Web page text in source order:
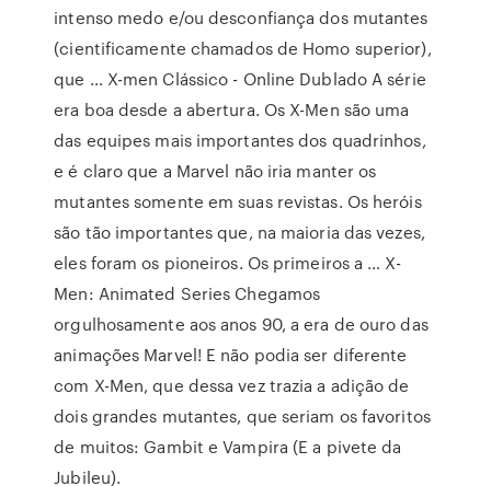
intenso medo e/ou desconfiança dos mutantes
(cientificamente chamados de Homo superior),
que … X-men Clássico - Online Dublado A série
era boa desde a abertura. Os X-Men são uma
das equipes mais importantes dos quadrinhos,
e é claro que a Marvel não iria manter os
mutantes somente em suas revistas. Os heróis
são tão importantes que, na maioria das vezes,
eles foram os pioneiros. Os primeiros a … X-
Men: Animated Series Chegamos
orgulhosamente aos anos 90, a era de ouro das
animações Marvel! E não podia ser diferente
com X-Men, que dessa vez trazia a adição de
dois grandes mutantes, que seriam os favoritos
de muitos: Gambit e Vampira (E a pivete da
Jubileu).